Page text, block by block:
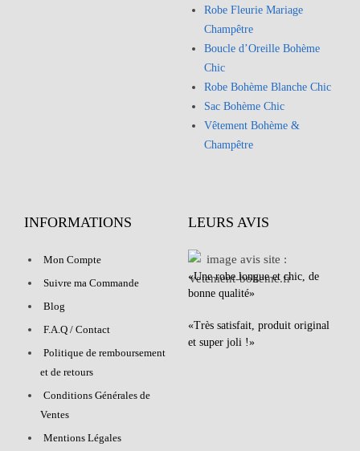
Robe Fleurie Mariage
Champêtre
Boucle d’Oreille Bohème
Chic
Robe Bohème Blanche Chic
Sac Bohème Chic
Vêtement Bohème &
Champêtre
INFORMATIONS
Mon Compte
Suivre ma Commande
Blog
F.A.Q / Contact
Politique de remboursement
et de retours
Conditions Générales de
Ventes
Mentions Légales
LEURS AVIS
«Une robe longue et chic, de
bonne qualité»
«Très satisfait, produit original
et super joli !»